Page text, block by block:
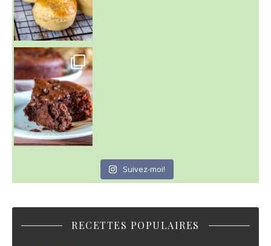
~ GÂTEAU FONDANT CHOCO NOISETTE ~
C'est lundi
Suivez-moi!
RECETTES POPULAIRES